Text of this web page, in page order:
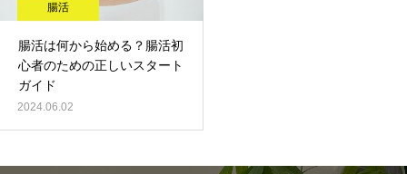
腸活
腸活は何から始める？腸活初
心者のための正しいスタート
ガイド
2024.06.02